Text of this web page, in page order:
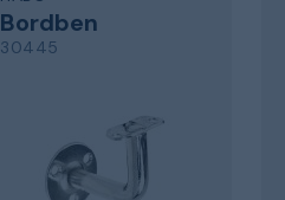
Bordben
30445